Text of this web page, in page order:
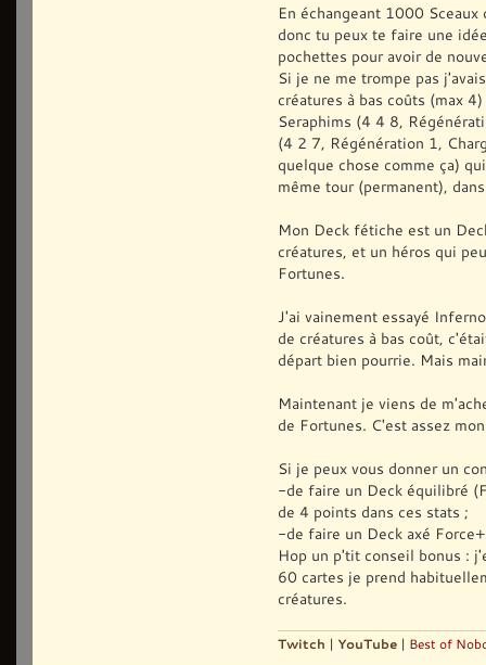
subStore, Uri&
IDownloadNotification
at
activationUri, Boolean
at
state)
--- Inner
- Manifest XML
- Source:
- Stack trace:
at
localPath,
- Il n'y avait pas
- Source:
- Stack trace:
at
verifyFlags)
at
COMPONENT STORE
No transaction
En échangeant 1000
donc tu peux te faire une
pochettes pour avoir de
Si je ne me trompe pas
créatures à bas coûts (max
Seraphims (4 4 8,
(4 2 7, Régénération 1,
quelque chose comme ça)
même tour (permanent),
Mon Deck fétiche est un
créatures, et un héros qui
Fortunes.
J'ai vainement essayé
de créatures à bas coût,
départ bien pourrie. Mais
Maintenant je viens de
de Fortunes. C'est assez
Si je peux vous donner un
-de faire un Deck équilibré
de 4 points dans ces stats ;
-de faire un Deck axé
Hop un p'tit conseil bonus :
60 cartes je prend
créatures.
Twitch | YouTube | Best of